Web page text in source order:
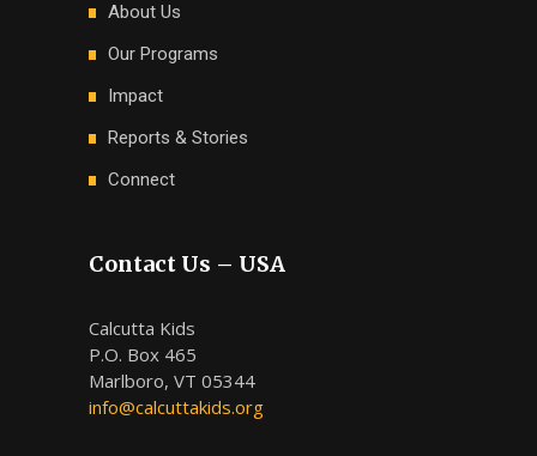
About Us
Our Programs
Impact
Reports & Stories
Connect
Contact Us – USA
Calcutta Kids
P.O. Box 465
Marlboro, VT 05344
info@calcuttakids.org